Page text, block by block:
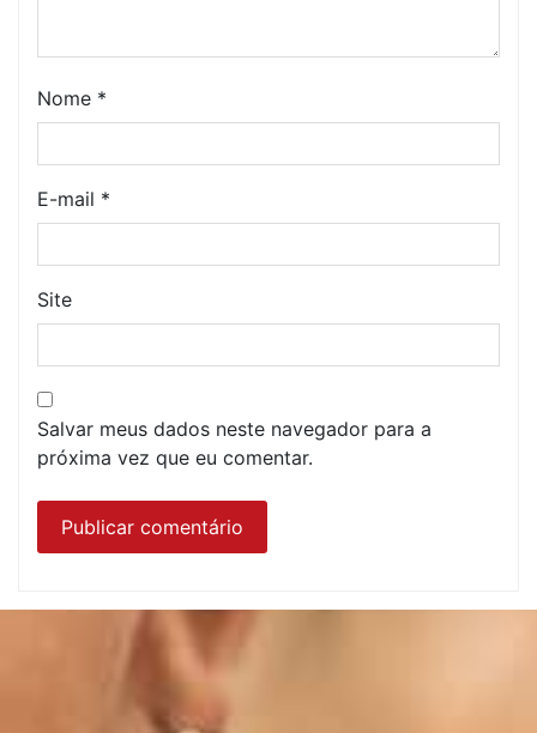
Nome *
E-mail *
Site
Salvar meus dados neste navegador para a
próxima vez que eu comentar.